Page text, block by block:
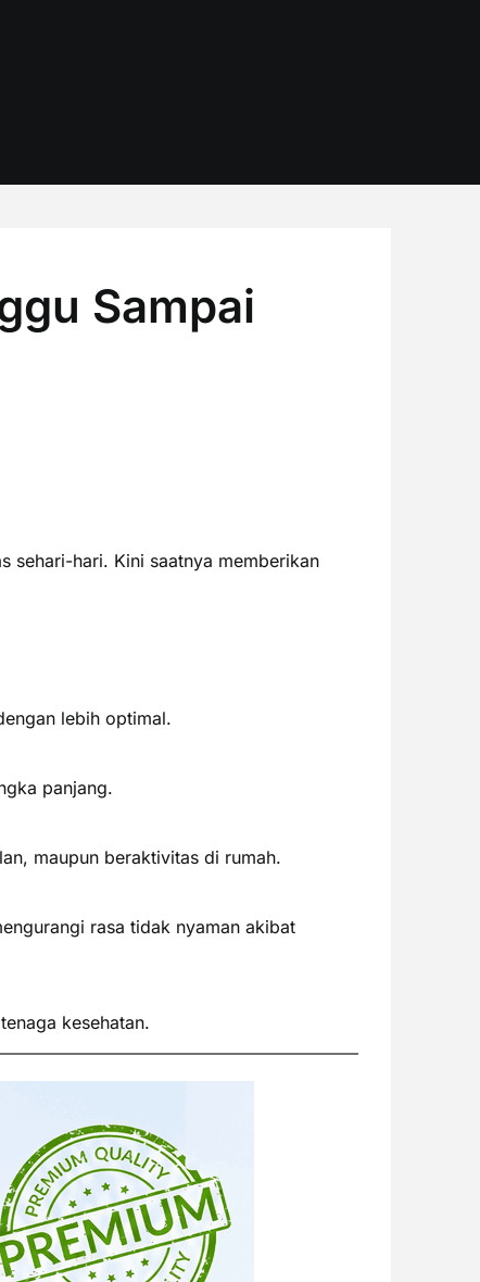
Sampai
sehari-hari. Kini saatnya memberikan
lebih optimal.
panjang.
maupun beraktivitas di rumah.
rasa tidak nyaman akibat
kesehatan.